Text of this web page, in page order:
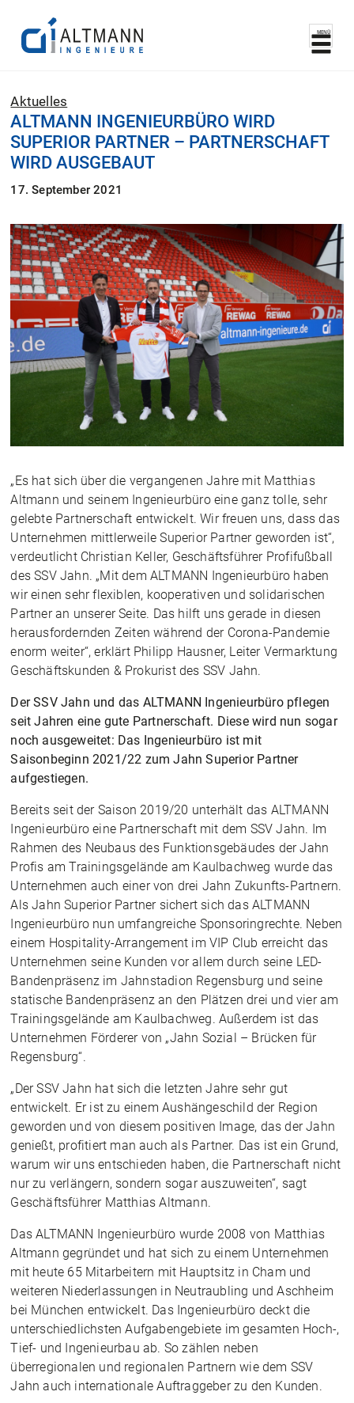
MENÜ
Aktuelles
ALTMANN INGENIEURBÜRO WIRD
SUPERIOR PARTNER – PARTNERSCHAFT
WIRD AUSGEBAUT
17. September 2021
„Es hat sich über die vergangenen Jahre mit Matthias
Altmann und seinem Ingenieurbüro eine ganz tolle, sehr
gelebte Partnerschaft entwickelt. Wir freuen uns, dass das
Unternehmen mittlerweile Superior Partner geworden ist“,
verdeutlicht Christian Keller, Geschäftsführer Profifußball
des SSV Jahn. „Mit dem ALTMANN Ingenieurbüro haben
wir einen sehr flexiblen, kooperativen und solidarischen
Partner an unserer Seite. Das hilft uns gerade in diesen
herausfordernden Zeiten während der Corona-Pandemie
enorm weiter“, erklärt Philipp Hausner, Leiter Vermarktung
Geschäftskunden & Prokurist des SSV Jahn.
Der SSV Jahn und das ALTMANN Ingenieurbüro pflegen
seit Jahren eine gute Partnerschaft. Diese wird nun sogar
noch ausgeweitet: Das Ingenieurbüro ist mit
Saisonbeginn 2021/22 zum Jahn Superior Partner
aufgestiegen.
Bereits seit der Saison 2019/20 unterhält das ALTMANN
Ingenieurbüro eine Partnerschaft mit dem SSV Jahn. Im
Rahmen des Neubaus des Funktionsgebäudes der Jahn
Profis am Trainingsgelände am Kaulbachweg wurde das
Unternehmen auch einer von drei Jahn Zukunfts-Partnern.
Als Jahn Superior Partner sichert sich das ALTMANN
Ingenieurbüro nun umfangreiche Sponsoringrechte. Neben
einem Hospitality-Arrangement im VIP Club erreicht das
Unternehmen seine Kunden vor allem durch seine LED-
Bandenpräsenz im Jahnstadion Regensburg und seine
statische Bandenpräsenz an den Plätzen drei und vier am
Trainingsgelände am Kaulbachweg. Außerdem ist das
Unternehmen Förderer von „Jahn Sozial – Brücken für
Regensburg“.
„Der SSV Jahn hat sich die letzten Jahre sehr gut
entwickelt. Er ist zu einem Aushängeschild der Region
geworden und von diesem positiven Image, das der Jahn
genießt, profitiert man auch als Partner. Das ist ein Grund,
warum wir uns entschieden haben, die Partnerschaft nicht
nur zu verlängern, sondern sogar auszuweiten“, sagt
Geschäftsführer Matthias Altmann.
Das ALTMANN Ingenieurbüro wurde 2008 von Matthias
Altmann gegründet und hat sich zu einem Unternehmen
mit heute 65 Mitarbeitern mit Hauptsitz in Cham und
weiteren Niederlassungen in Neutraubling und Aschheim
bei München entwickelt. Das Ingenieurbüro deckt die
unterschiedlichsten Aufgabengebiete im gesamten Hoch-,
Tief- und Ingenieurbau ab. So zählen neben
überregionalen und regionalen Partnern wie dem SSV
Jahn auch internationale Auftraggeber zu den Kunden.